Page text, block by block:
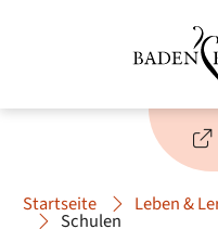
Startseite Leben &
Schulen